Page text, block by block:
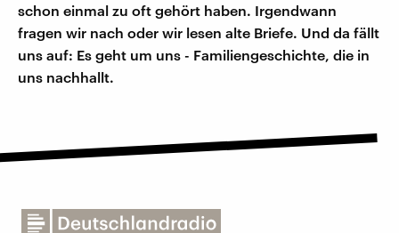
schon einmal zu oft gehört haben. Irgendwann
fragen wir nach oder wir lesen alte Briefe. Und da fällt
uns auf: Es geht um uns - Familiengeschichte, die in
uns nachhallt.